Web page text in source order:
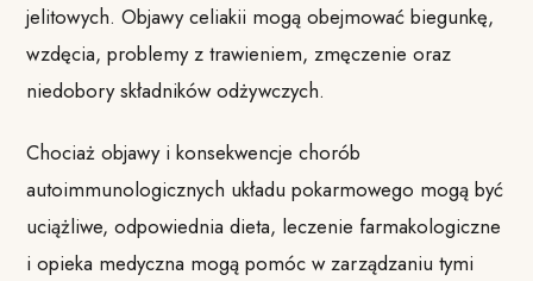
jelitowych. Objawy celiakii mogą obejmować biegunkę,
wzdęcia, problemy z trawieniem, zmęczenie oraz
niedobory składników odżywczych.
Chociaż objawy i konsekwencje chorób
autoimmunologicznych układu pokarmowego mogą być
uciążliwe, odpowiednia dieta, leczenie farmakologiczne
i opieka medyczna mogą pomóc w zarządzaniu tymi